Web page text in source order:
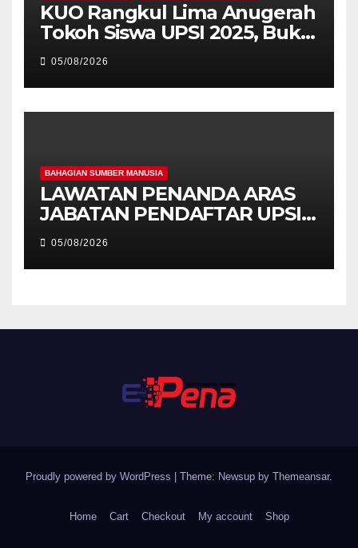
KUO Rangkul Lima Anugerah
Tokoh Siswa UPSI 2025, Bukti
Kecemerlangan Mahasiswa
Holistik
05/08/2026
BAHAGIAN SUMBER MANUSIA
LAWATAN PENANDA ARAS
JABATAN PENDAFTAR UPSI
KE JABATAN PENDAFTAR
UniSZA – PERKUKUH
KERJASAMA STRATEGIK
05/08/2026
Proudly powered by WordPress Theme: Newsup by Themeansar.
Home Cart Checkout My account Shop